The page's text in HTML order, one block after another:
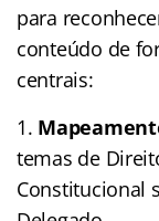
para
conteúdo de
centrais:
temas de
Constitucional